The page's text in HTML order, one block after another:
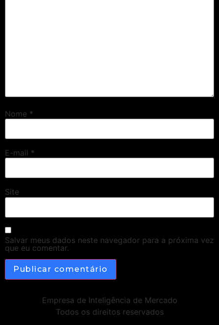
Nome *
E-mail *
Site
Salvar meus dados neste navegador para a próxima vez
que eu comentar.
Empresa de Inteligência de Mercado
Todos os direitos reservados